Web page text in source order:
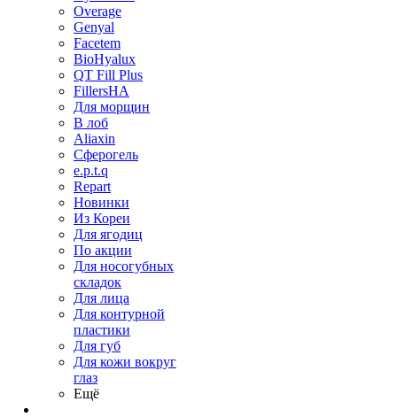
Overage
Genyal
Facetem
BioHyalux
QT Fill Plus
FillersHA
Для морщин
В лоб
Aliaxin
Сферогель
e.p.t.q
Repart
Новинки
Из Кореи
Для ягодиц
По акции
Для носогубных
складок
Для лица
Для контурной
пластики
Для губ
Для кожи вокруг
глаз
Ещё